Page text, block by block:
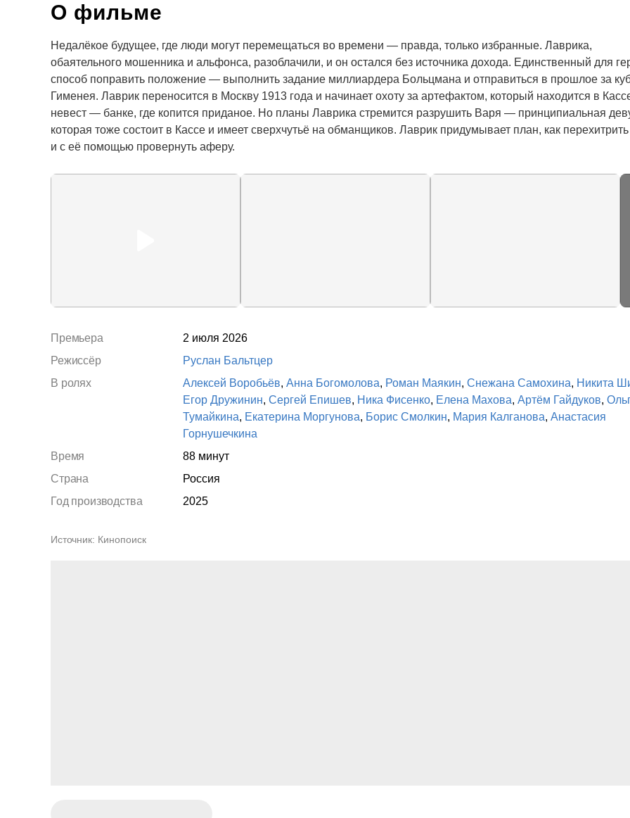
О фильме
Недалёкое будущее, где люди могут перемещаться во времени — правда, только избранные. Лаврика,
обаятельного мошенника и альфонса, разоблачили, и он остался без источника дохода. Единственный для
способ поправить положение — выполнить задание миллиардера Больцмана и отправиться в прошлое за
Гименея. Лаврик переносится в Москву 1913 года и начинает охоту за артефактом, который находится в
невест — банке, где копится приданое. Но планы Лаврика стремится разрушить Варя — принципиальная
которая тоже состоит в Кассе и имеет сверхчутьё на обманщиков. Лаврик придумывает план, как
и с её помощью провернуть аферу.
Премьера
2 июля 2026
Режиссёр
Руслан Бальтцер
В ролях
Алексей Воробьёв, Анна Богомолова, Роман Маякин, Снежана Самохина, Никита
Егор Дружинин, Сергей Епишев, Ника Фисенко, Елена Махова, Артём Гайдуков,
Тумайкина, Екатерина Моргунова, Борис Смолкин, Мария Калганова, Анастасия
Горнушечкина
Время
88 минут
Страна
Россия
Год производства
2025
Источник Кинопоиск